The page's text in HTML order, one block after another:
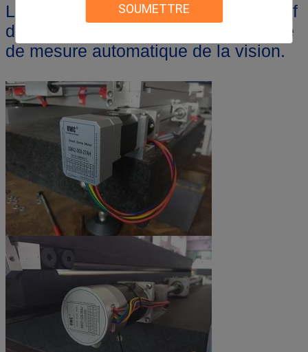
SOUMETTRE
Les servo-moteurs à courant alternatif
de la série SM utilisés sur la machine
de mesure automatique de la vision.